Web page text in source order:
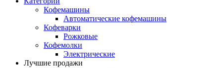
Кофемашины
Автоматические кофемашины
Кофеварки
Рожковые
Кофемолки
Электрические
Лучшие продажи